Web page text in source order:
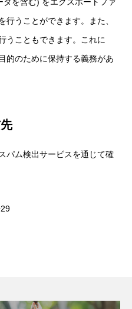
行うことができます。また、
うこともできます。これに
的のために保持する義務があ
パム検出サービスを通じて確